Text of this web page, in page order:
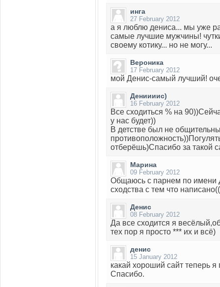
инга
27 February 2012
а я люблю дениса... мы уже
самые лучшие мужчины!
своему котику... но не могу...
Вероника
17 February 2012
мой Денис-самый лучший!
Дениииис)
16 February 2012
Все сходиться % на
у нас будет))
В детстве был не
отберёшь)Спасибо за такой
Марина
09 February 2012
Общаюсь с парнем по имени
сходства с тем что
Денис
08 February 2012
Да все сходится я
тех пор я просто *** их и всё)
денис
15 January 2012
какай хороший сайт теперь
Спасибо.